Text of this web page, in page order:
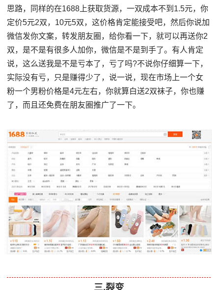
思路，同样的在1688上获取货源，一双成本不到1.5元，你
定价5元2双，10元5双，这价格肯定能接受吧，然后你说加
微信发你文案，转发朋友圈，给你看一下，就可以再送你2
双，是不是有很多人加你，微信是不是到手了。有人肯定
说，这么送我是不是亏本了，亏了吗?不说你仔细算一下，
实际没有亏，只是赚得少了，说一说，现在市场上一个女
粉一个男粉价格是4元左右，你就算白送2双袜子，你也赚
了，而且还免费在朋友圈推广了一下。
三.裂变